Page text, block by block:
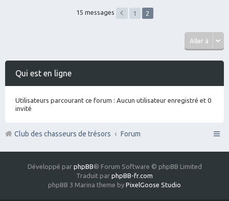
15 messages 1 2
Aller à
Qui est en ligne
Utilisateurs parcourant ce forum : Aucun utilisateur enregistré et 0
invité
Club des chasseurs de trésors Forum
Développé par phpBB® Forum Software © phpBB Limited
Traduit par phpBB-fr.com
phpBB 3 Marina theme by PixelGoose Studio